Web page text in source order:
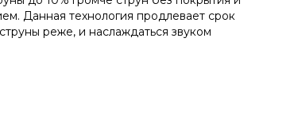
Данная технология продлевает срок
реже, и наслаждаться звуком